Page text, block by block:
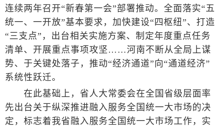
连续两年召开“新春第一会”部署推动。全面落实“五
统一、一开放”基本要求，加快建设“四枢纽”、打造
“三支点”，出台相关实施方案、制定年度重点任务
清单、开展重点事项攻坚……河南不断从全局上谋
势、于关键处落子，推动“经济通道”向“通道经济”
系统性跃迁。
在此基础上，省人大常委会在全国省级层面率
先出台关于纵深推进融入服务全国统一大市场的决
定，标志着我省融入服务全国统一大市场工作，实